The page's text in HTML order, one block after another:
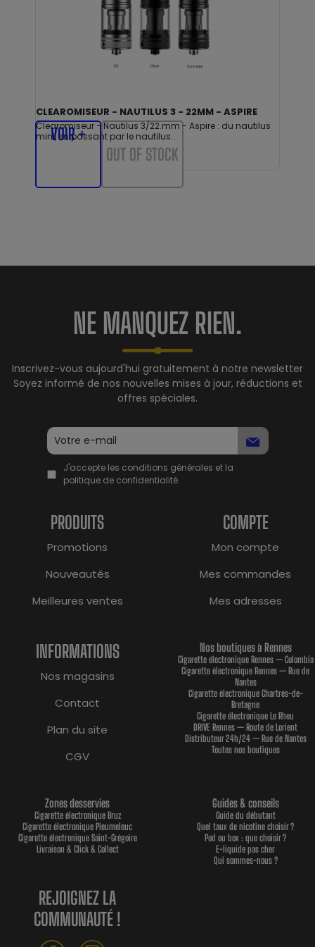
CLEAROMISEUR - NAUTILUS 3 - 22MM - ASPIRE
Clearomiseur - Nautilus 3/22.mm - Aspire : du nautilus
mini, en passant par le nautilus...
VOIR +
OUT OF STOCK
NE MANQUEZ RIEN.
Inscrivez-vous aujourd'hui gratuitement à notre newsletter
Soyez informé de nos nouvelles mises à jour, réductions et
offres spéciales.
J'accepte les conditions générales et la
politique de confidentialité.
PRODUITS
Promotions
Nouveautés
Meilleures ventes
COMPTE
Mon compte
Mes commandes
Mes adresses
INFORMATIONS
Nos magasins
Contact
Plan du site
CGV
Nos boutiques à Rennes
Cigarette électronique Rennes — Colombia
Cigarette électronique Rennes — Rue de
Nantes
Cigarette électronique Chartres-de-
Bretagne
Cigarette électronique Le Rheu
DRIVE Rennes — Route de Lorient
Distributeur 24h/24 — Rue de Nantes
Toutes nos boutiques
Zones desservies
Cigarette électronique Bruz
Cigarette électronique Pleumeleuc
Cigarette électronique Saint-Grégoire
Livraison & Click & Collect
Guides & conseils
Guide du débutant
Quel taux de nicotine choisir ?
Pod ou box : que choisir ?
E-liquide pas cher
Qui sommes-nous ?
REJOIGNEZ LA
COMMUNAUTÉ !